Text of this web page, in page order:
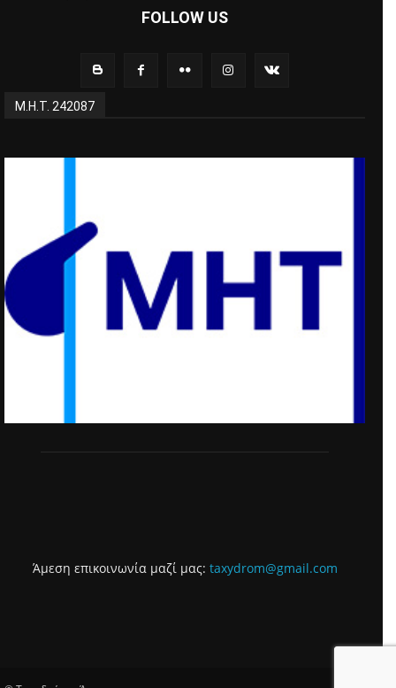
FOLLOW US
Μ.Η.Τ. 242087
Άμεση επικοινωνία μαζί μας: taxydrom@gmail.com